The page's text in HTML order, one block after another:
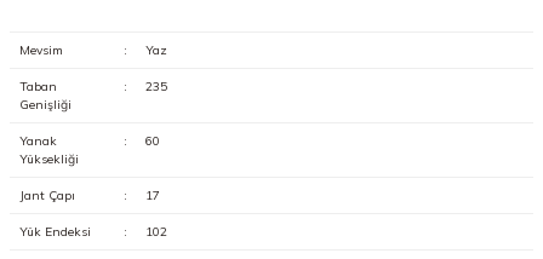
Mevsim : Yaz
Taban
Genişliği
: 235
Yanak
Yüksekliği
: 60
Jant Çapı : 17
Yük Endeksi : 102